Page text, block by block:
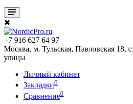
✖
+7 916 627 64 97
Москва, м. Тульская, Павловская 18,
улицы
Личный кабинет
Закладки0
Сравнение0